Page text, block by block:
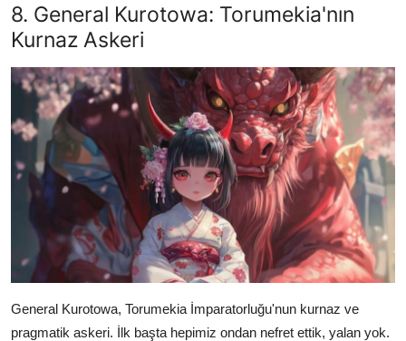
8. General Kurotowa: Torumekia'nın
Kurnaz Askeri
General Kurotowa, Torumekia İmparatorluğu'nun kurnaz ve
pragmatik askeri. İlk başta hepimiz ondan nefret ettik, yalan yok.